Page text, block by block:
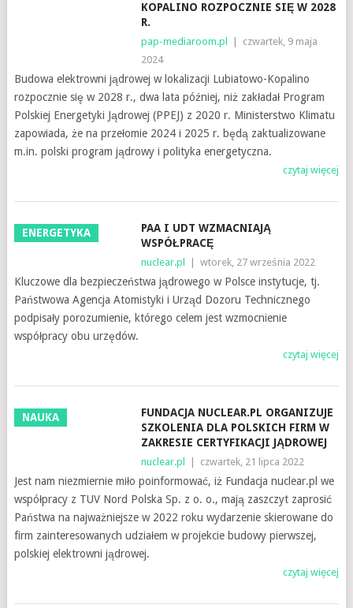
KOPALINO ROZPOCZNIE SIĘ W 2028
R.
pap-mediaroom.pl
czwartek, 9 maja
2024
Budowa elektrowni jądrowej w lokalizacji Lubiatowo-Kopalino
rozpocznie się w 2028 r., dwa lata później, niż zakładał Program
Polskiej Energetyki Jądrowej (PPEJ) z 2020 r. Ministerstwo Klimatu
zapowiada, że na przełomie 2024 i 2025 r. będą zaktualizowane
m.in. polski program jądrowy i polityka energetyczna.
czytaj więcej
ENERGETYKA
PAA I UDT WZMACNIAJĄ
WSPÓŁPRACĘ
nuclear.pl wtorek, 27 września 2022
Kluczowe dla bezpieczeństwa jądrowego w Polsce instytucje, tj.
Państwowa Agencja Atomistyki i Urząd Dozoru Technicznego
podpisały porozumienie, którego celem jest wzmocnienie
współpracy obu urzędów.
czytaj więcej
NAUKA
FUNDACJA NUCLEAR.PL ORGANIZUJE
SZKOLENIA DLA POLSKICH FIRM W
ZAKRESIE CERTYFIKACJI JĄDROWEJ
nuclear.pl czwartek, 21 lipca 2022
Jest nam niezmiernie miło poinformować, iż Fundacja nuclear.pl we
współpracy z TUV Nord Polska Sp. z o. o., mają zaszczyt zaprosić
Państwa na najważniejsze w 2022 roku wydarzenie skierowane do
firm zainteresowanych udziałem w projekcie budowy pierwszej,
polskiej elektrowni jądrowej.
czytaj więcej